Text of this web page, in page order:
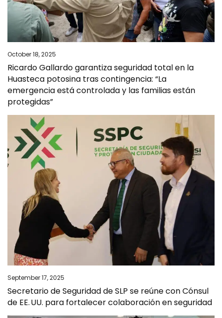
October 18, 2025
Ricardo Gallardo garantiza seguridad total en la
Huasteca potosina tras contingencia: “La
emergencia está controlada y las familias están
protegidas”
September 17, 2025
Secretario de Seguridad de SLP se reúne con Cónsul
de EE. UU. para fortalecer colaboración en seguridad